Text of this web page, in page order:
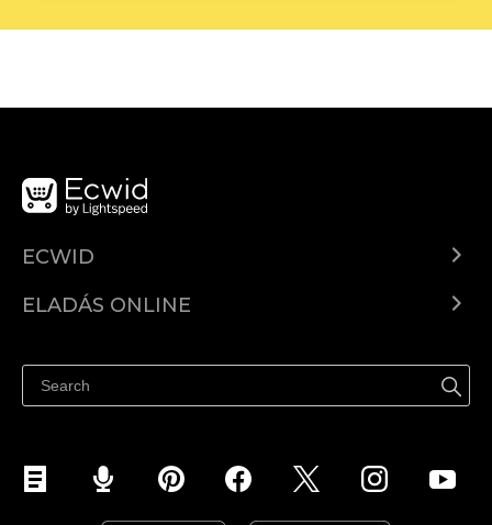
ECWID
Árkalkuláció
ELADÁS ONLINE
Eladás a Facebookon
Eladás Instagramon